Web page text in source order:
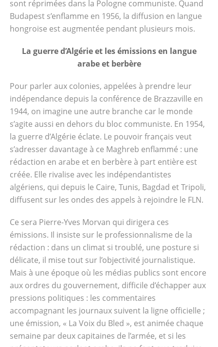
sont réprimées dans la Pologne communiste. Quand
Budapest s’enflamme en 1956, la diffusion en langue
hongroise est augmentée pendant plusieurs mois.
La guerre d’Algérie et les émissions en langue
arabe et berbère
Pour parler aux colonies, appelées à prendre leur
indépendance depuis la conférence de Brazzaville en
1944, on imagine une autre branche car le monde
s’agite aussi en dehors du bloc communiste. En 1954,
la guerre d’Algérie éclate. Le pouvoir français veut
s’adresser davantage à ce Maghreb enflammé : une
rédaction en arabe et en berbère à part entière est
créée. Elle rivalise avec les indépendantistes
algériens, qui depuis le Caire, Tunis, Bagdad et Tripoli,
diffusent sur les ondes des appels à rejoindre le FLN.
Ce sera Pierre-Yves Morvan qui dirigera ces
émissions. Il insiste sur le professionnalisme de la
rédaction : dans un climat si troublé, une posture si
délicate, il mise tout sur l’objectivité journalistique.
Mais à une époque où les médias publics sont encore
aux ordres du gouvernement, difficile d’échapper aux
pressions politiques : les commentaires
accompagnant les journaux suivent la ligne officielle ;
une émission, « La Voix du Bled », est animée chaque
semaine par deux capitaines de l’armée, et si les